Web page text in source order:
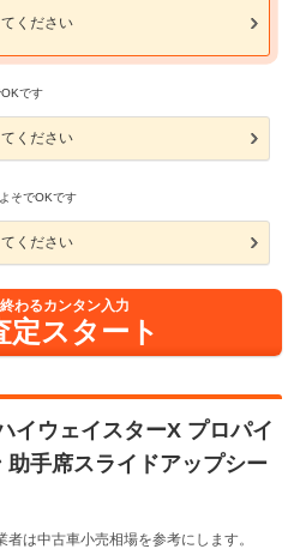
ください
です
ください
そでOKです
ください
わるカンタン入力
定スタート
イウェイスターX プロパイ
助手席スライドアップシー
は中古車小売相場を参考にします。